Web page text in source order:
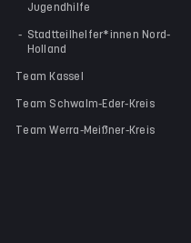
Jugendhilfe
Stadtteilhelfer*innen Nord-
Holland
Team Kassel
Team Schwalm-Eder-Kreis
Team Werra-Meißner-Kreis